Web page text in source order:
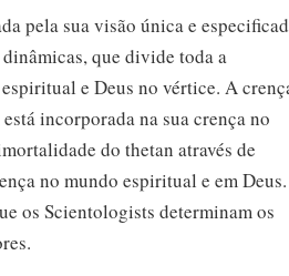
pela sua visão única e
que divide toda a
e Deus no vértice. A
incorporada na sua crença no
do thetan através de
no mundo espiritual e em
os Scientologists determinam os